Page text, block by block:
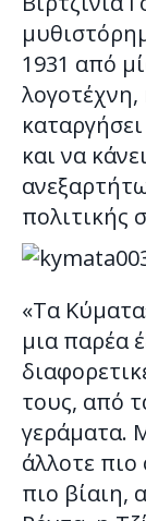
1931 από
και να
πολιτικής
«Τα
μια παρέα
τους, από
γεράματα.
άλλοτε
πιο βίαιη,